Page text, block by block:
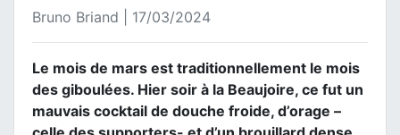
Bruno Briand | 17/03/2024
Le mois de mars est traditionnellement le mois
des giboulées. Hier soir à la Beaujoire, ce fut un
mauvais cocktail de douche froide, d’orage –